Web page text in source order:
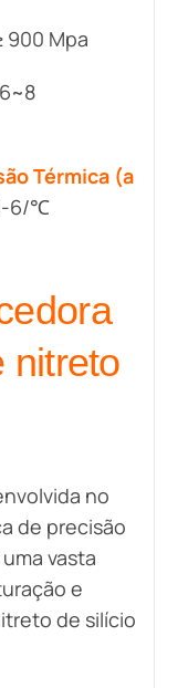
900 Mpa
Térmica (a
6/℃
nitreto
no
de precisão
vasta
e
de silício